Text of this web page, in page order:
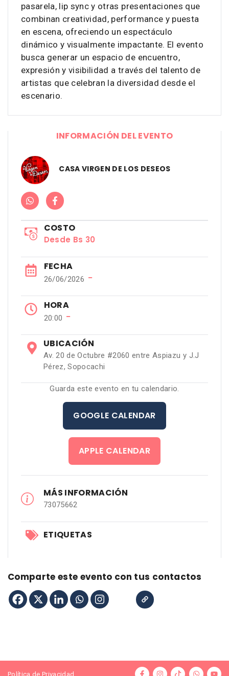
pasarela, lip sync y otras presentaciones que
combinan creatividad, performance y puesta
en escena, ofreciendo un espectáculo
dinámico y visualmente impactante. El evento
busca generar un espacio de encuentro,
expresión y visibilidad a través del talento de
artistas que celebran la diversidad desde el
escenario.
INFORMACIÓN DEL EVENTO
CASA VIRGEN DE LOS DESEOS
COSTO
Desde Bs 30
FECHA
26/06/2026 −
HORA
20:00 −
UBICACIÓN
Av. 20 de Octubre #2060 entre Aspiazu y J.J
Pérez, Sopocachi
Guarda este evento en tu calendario.
GOOGLE CALENDAR
APPLE CALENDAR
MÁS INFORMACIÓN
73075662
ETIQUETAS
Comparte este evento con tus contactos
Política de Privacidad